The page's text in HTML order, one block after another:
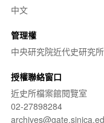
中文
管理權
中央研究院近代史研究所
授權聯絡窗口
近史所檔案館閱覽室
02-27898284